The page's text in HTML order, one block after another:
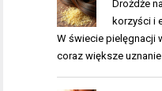
Drożdże
korzyści i
W świecie pielęgnacji
coraz większe